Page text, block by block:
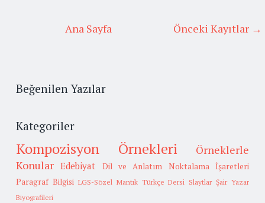
Önceki Kayıtlar →
Ana Sayfa
Beğenilen Yazılar
Kategoriler
Kompozisyon Örnekleri
Örneklerle
Konular Edebiyat Dil ve Anlatım
Noktalama İşaretleri
Paragraf Bilgisi LGS-Sözel Mantık Türkçe Dersi Slaytlar Şair Yazar
Biyografileri